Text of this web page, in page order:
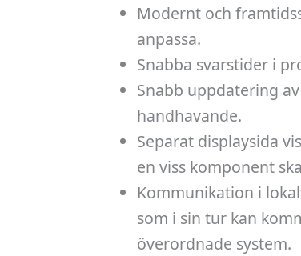
Modernt och
anpassa.
Snabba svarstider i
Snabb uppdatering
handhavande.
Separat displaysida
en viss komponent
Kommunikation i
som i sin tur kan
överordnade system.